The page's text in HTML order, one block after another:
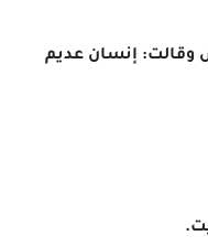
إنسان عديم